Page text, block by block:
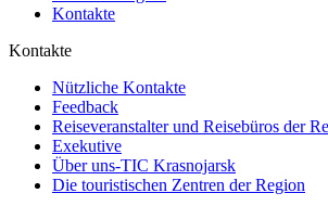
Kontakte
Kontakte
Nützliche Kontakte
Feedback
Reiseveranstalter und Reisebüros der
Exekutive
Über uns-TIC Krasnojarsk
Die touristischen Zentren der Region